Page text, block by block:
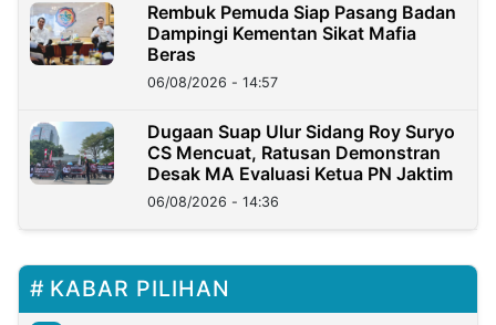
Rembuk Pemuda Siap Pasang Badan
Dampingi Kementan Sikat Mafia
Beras
06/08/2026 - 14:57
Dugaan Suap Ulur Sidang Roy Suryo
CS Mencuat, Ratusan Demonstran
Desak MA Evaluasi Ketua PN Jaktim
06/08/2026 - 14:36
KABAR PILIHAN